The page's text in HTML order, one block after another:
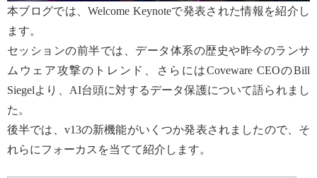
本ブログでは、Welcome Keynoteで発表された情報を紹介し
ます。
セッションの前半では、データ体系の歴史や昨今のランサ
ムウェア攻撃のトレンド、さらにはCoveware CEOのBill
Siegelより、AI台頭に対するデータ保護について語られまし
た。
後半では、v13の新機能がいくつか発表されましたので、そ
れらにフォーカスを当てて紹介します。